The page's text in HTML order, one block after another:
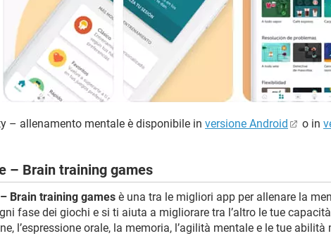
– allenamento mentale è disponibile in versione Android o in
– Brain training games
Brain training games è una tra le migliori app per allenare la
fase dei giochi e si ti aiuta a migliorare tra l’altro le tue
l’espressione orale, la memoria, l’agilità mentale e le tue abilità